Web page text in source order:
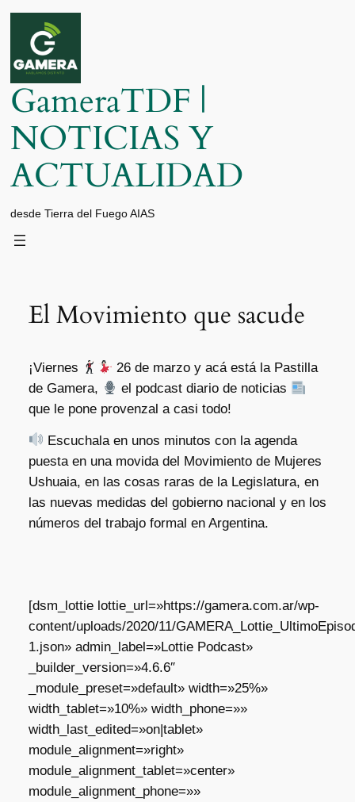
Saltar
contenido
GameraTDF |
NOTICIAS Y
ACTUALIDAD
desde Tierra del Fuego AIAS
El Movimiento que sacude
¡Viernes
26 de marzo y acá está la Pastilla
de Gamera,
el podcast diario de noticias
que le pone provenzal a casi todo!
Escuchala en unos minutos con la agenda
puesta en una movida del Movimiento de Mujeres
Ushuaia, en las cosas raras de la Legislatura, en
las nuevas medidas del gobierno nacional y en los
números del trabajo formal en Argentina.
[dsm_lottie lottie_url=»https://gamera.com.ar/wp-
content/uploads/2020/11/
1.json» admin_label=»Lottie Podcast»
_builder_version=»4.6.6″
_module_preset=»default» width=»25%»
width_tablet=»10%» width_phone=»»
width_last_edited=»on|tablet»
module_alignment=»right»
module_alignment_tablet=»center»
module_alignment_phone=»»